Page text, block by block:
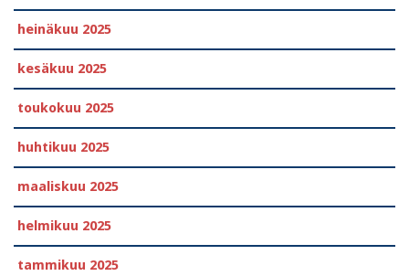
heinäkuu 2025
kesäkuu 2025
toukokuu 2025
huhtikuu 2025
maaliskuu 2025
helmikuu 2025
tammikuu 2025